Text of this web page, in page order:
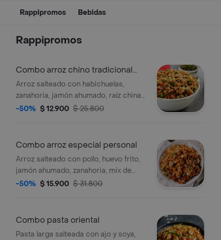
Rappipromos Bebidas
Rappipromos
Combo arroz chino tradicional
personal
Arroz salteado con habichuelas,
zanahoria, jamón ahumado, raíz china
y cebollin en salsa soya, acompañado
-50% $ 12.900 $ 25.800
Combo arroz especial personal
Arroz salteado con pollo, huevo frito,
jamón ahumado, zanahoria, mix de
verdura, cebollín y raíz china, en salsa
-50% $ 15.900 $ 31.800
Combo pasta oriental
Pasta larga salteada con ajo y soya,